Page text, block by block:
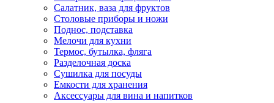
Салатник, ваза для фруктов
Столовые приборы и ножи
Поднос, подставка
Мелочи для кухни
Термос, бутылка, фляга
Разделочная доска
Сушилка для посуды
Емкости для хранения
Аксессуары для вина и напитков